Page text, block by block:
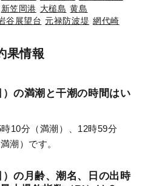
新笠岡港 大槌島 黄島
谷展望台 元禄防波堤 網代崎
果情報
の満潮と干潮の時間はい
10分（満潮）、12時59分
潮）です。
の月齢、潮名、日の出時